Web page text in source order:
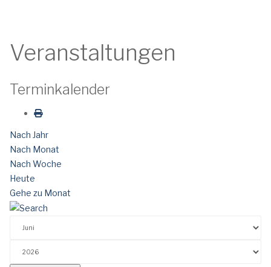
Veranstaltungen
Terminkalender
Nach Jahr
Nach Monat
Nach Woche
Heute
Gehe zu Monat